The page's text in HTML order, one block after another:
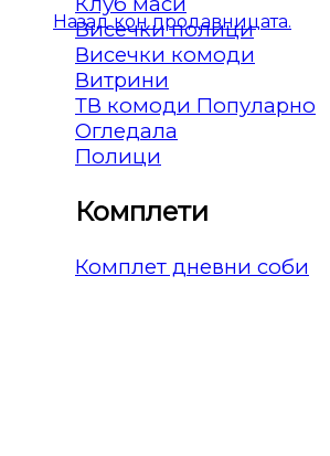
Назад кон продавницата.
Висечки полици
Висечки комоди
Витрини
ТВ комоди
Огледала
Полици
Комплети
Комплет дневни соби